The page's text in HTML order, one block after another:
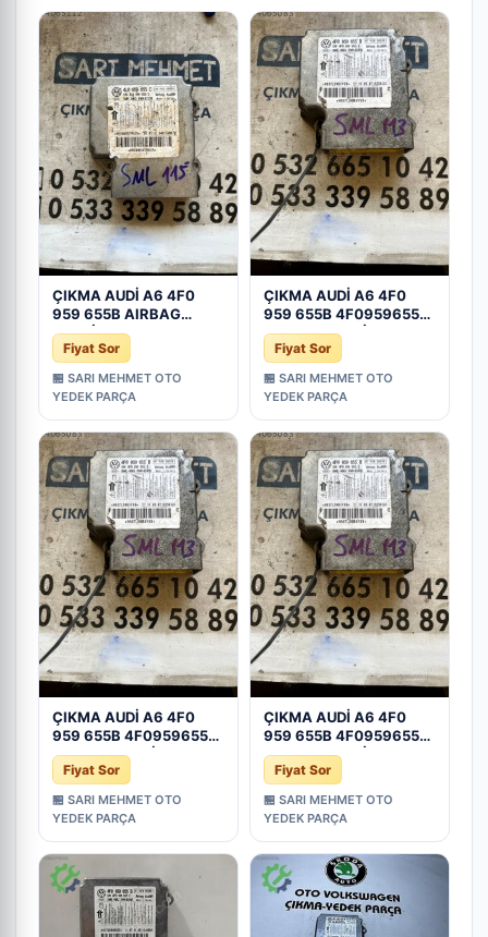
ÇIKMA AUDİ A6 4F0
959 655B AIRBAG
BEYNİ - Konya Çıkma
Parça
Fiyat Sor
🏪 SARI MEHMET OTO
YEDEK PARÇA
ÇIKMA AUDİ A6 4F0
959 655B 4F0959655B
AIRBAG BEYNİ - Konya
Çıkma Parça
Fiyat Sor
🏪 SARI MEHMET OTO
YEDEK PARÇA
ÇIKMA AUDİ A6 4F0
959 655B 4F0959655B
AIRBAG BEYNİ - Konya
Çıkma Parça
Fiyat Sor
🏪 SARI MEHMET OTO
YEDEK PARÇA
ÇIKMA AUDİ A6 4F0
959 655B 4F0959655B
AIRBAG BEYNİ - Konya
Çıkma Parça
Fiyat Sor
🏪 SARI MEHMET OTO
YEDEK PARÇA